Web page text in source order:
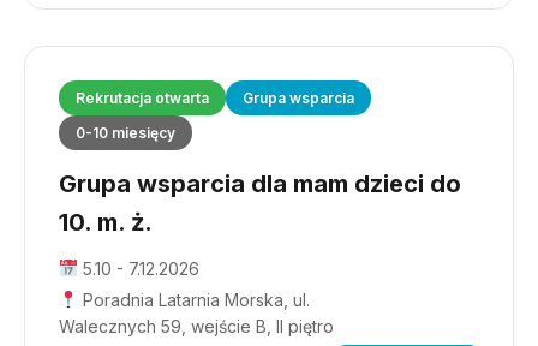
Rekrutacja otwarta
Grupa wsparcia
0-10 miesięcy
Grupa wsparcia dla mam dzieci do
10. m. ż.
5.10 - 7.12.2026
Poradnia Latarnia Morska, ul.
Walecznych 59, wejście B, II piętro